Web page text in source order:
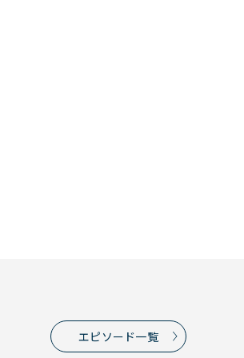
エピソード一覧